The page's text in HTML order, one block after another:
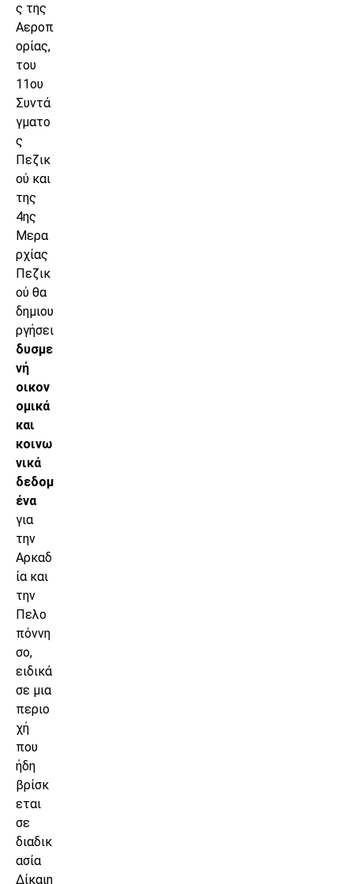
ς της
Αεροπ
ορίας,
του
11ου
Συντά
γματο
ς
Πεζικ
ού και
της
4ης
Μερα
ρχίας
Πεζικ
ού θα
δημιου
ργήσει
δυσμε
νή
οικον
ομικά
και
κοινω
νικά
δεδομ
ένα
για
την
Αρκαδ
ία και
την
Πελο
πόννη
σο,
ειδικά
σε μια
περιο
χή
που
ήδη
βρίσκ
εται
σε
διαδικ
ασία
Δίκαιη